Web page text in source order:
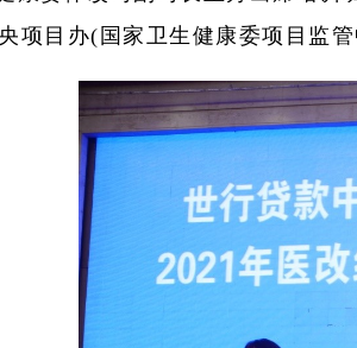
项目办(国家卫生健康委项目监